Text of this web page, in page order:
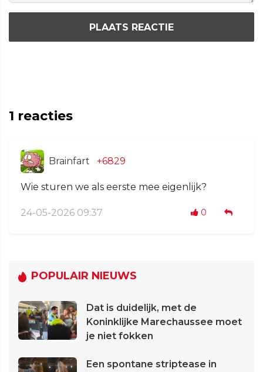
PLAATS REACTIE
1 reacties
Brainfart +6829
Wie sturen we als eerste mee eigenlijk?
24-05-2026 09:37 0
POPULAIR NIEUWS
Dat is duidelijk, met de
Koninklijke Marechaussee moet
je niet fokken
Een spontane striptease in